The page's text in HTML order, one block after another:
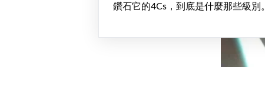
鑽石它的4Cs，到底是什麼那些級別。